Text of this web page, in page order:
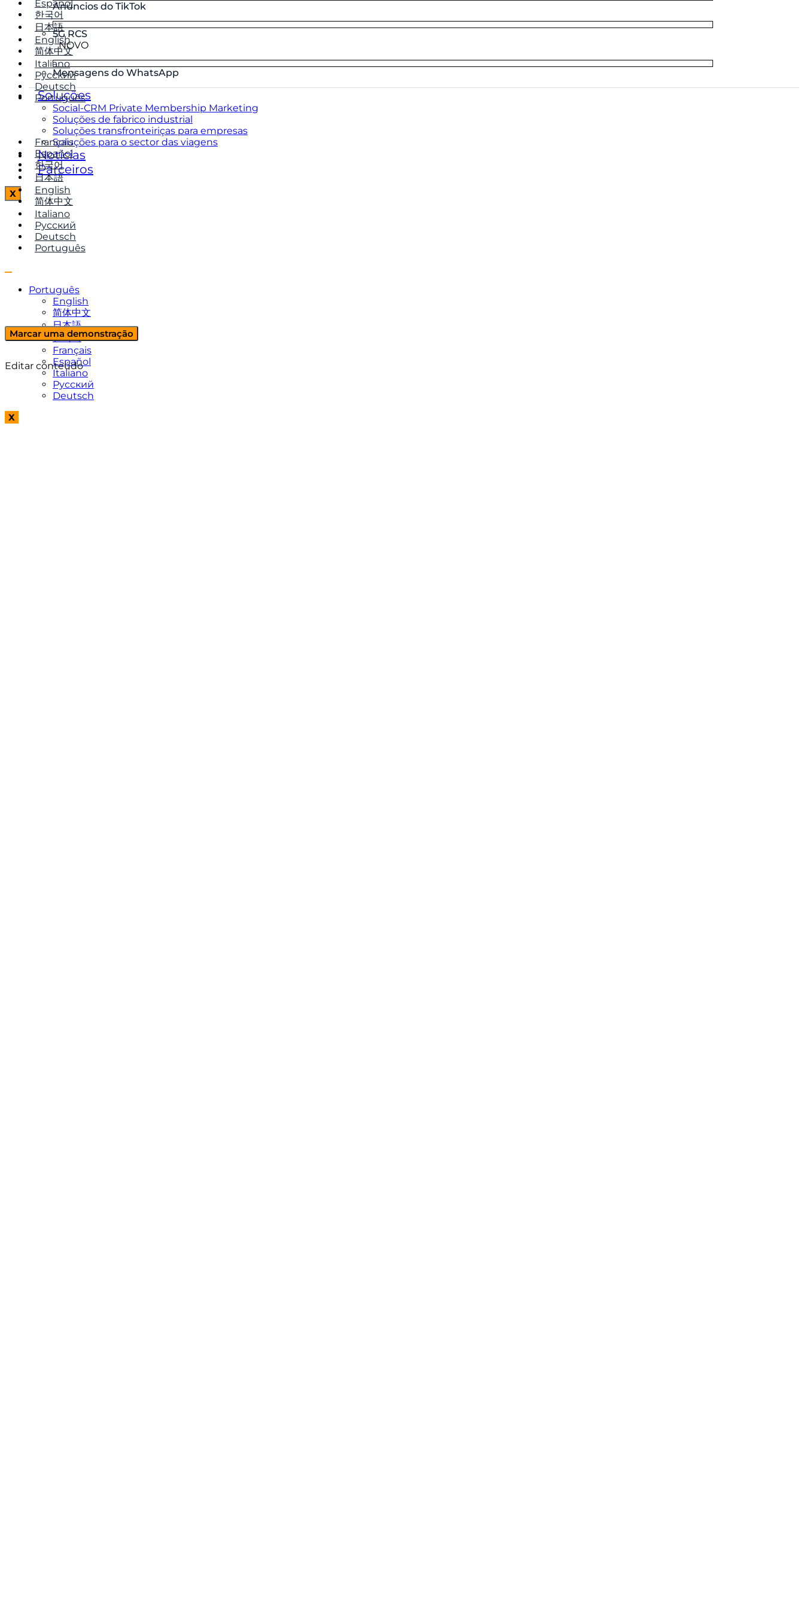
Anúncios do TikTok
5G RCS
NOVO
Mensagens do WhatsApp
Soluções
Social-CRM Private Membership Marketing
Soluções de fabrico industrial
Soluções transfronteiriças para empresas
Soluções para o sector das viagens
Notícias
Parceiros
X
Español
한국어
日本語
English
简体中文
Italiano
Русский
Deutsch
Português
Français
Español
한국어
日本語
English
简体中文
Italiano
Русский
Deutsch
Português
Português
English
简体中文
日本語
한국어
Français
Español
Italiano
Русский
Deutsch
X
Marcar uma demonstração
Editar conteúdo